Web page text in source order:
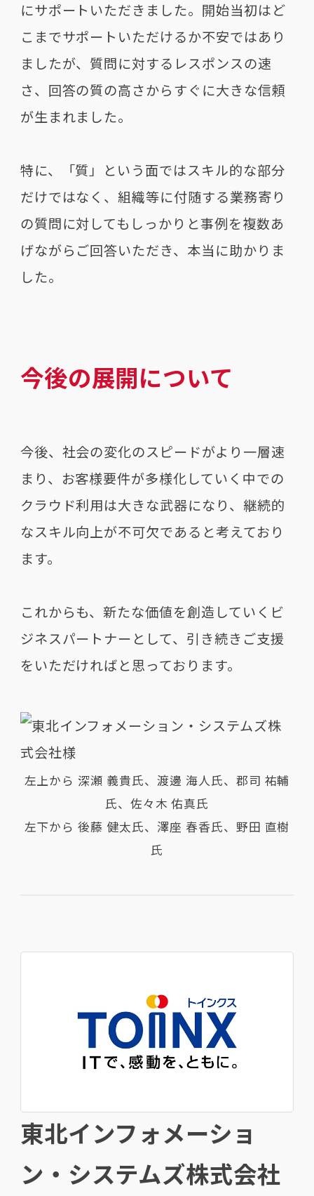
にサポートいただきました。開始当初はど
こまでサポートいただけるか不安ではあり
ましたが、質問に対するレスポンスの速
さ、回答の質の高さからすぐに大きな信頼
が生まれました。
特に、「質」という面ではスキル的な部分
だけではなく、組織等に付随する業務寄り
の質問に対してもしっかりと事例を複数あ
げながらご回答いただき、本当に助かりま
した。
今後の展開について
今後、社会の変化のスピードがより一層速
まり、お客様要件が多様化していく中での
クラウド利用は大きな武器になり、継続的
なスキル向上が不可欠であると考えており
ます。
これからも、新たな価値を創造していくビ
ジネスパートナーとして、引き続きご支援
をいただければと思っております。
左上から 深瀬 義貴氏、渡邊 海人氏、郡司 祐輔
氏、佐々木 佑真氏
左下から 後藤 健太氏、澤座 春香氏、野田 直樹
氏
東北インフォメーショ
ン・システムズ株式会社